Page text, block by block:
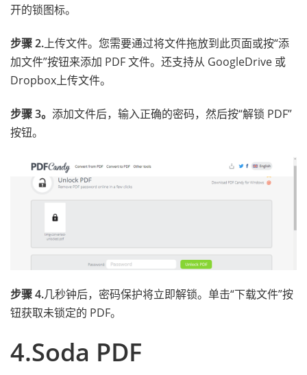
开的锁图标。
步骤 2.上传文件。您需要通过将文件拖放到此页面或按“添
加文件”按钮来添加 PDF 文件。还支持从 GoogleDrive 或
Dropbox上传文件。
步骤 3。 添加文件后，输入正确的密码，然后按“解锁 PDF”
按钮。
步骤 4.几秒钟后，密码保护将立即解锁。单击“下载文件”按
钮获取未锁定的 PDF。
4.Soda PDF